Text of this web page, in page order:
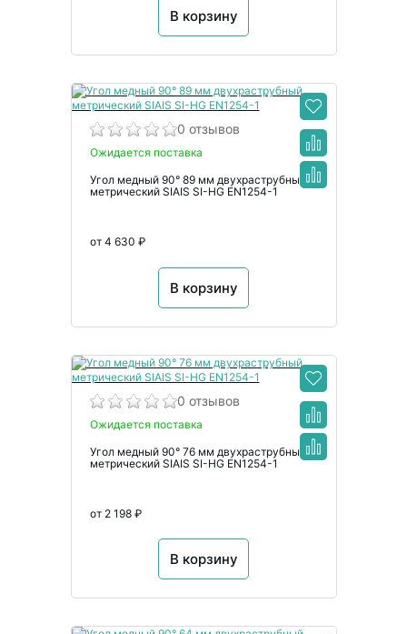
В корзину
0 отзывов
Ожидается поставка
Угол медный 90° 89 мм двухраструбный
метрический SIAIS SI-HG EN1254-1
от 4 630 ₽
В корзину
0 отзывов
Ожидается поставка
Угол медный 90° 76 мм двухраструбный
метрический SIAIS SI-HG EN1254-1
от 2 198 ₽
В корзину